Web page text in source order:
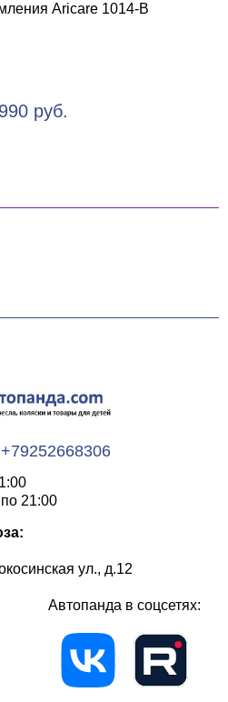
Aricare 1014-B
руб.
+79252668306
21:00
ул., д.12
Автопанда в соцсетях: